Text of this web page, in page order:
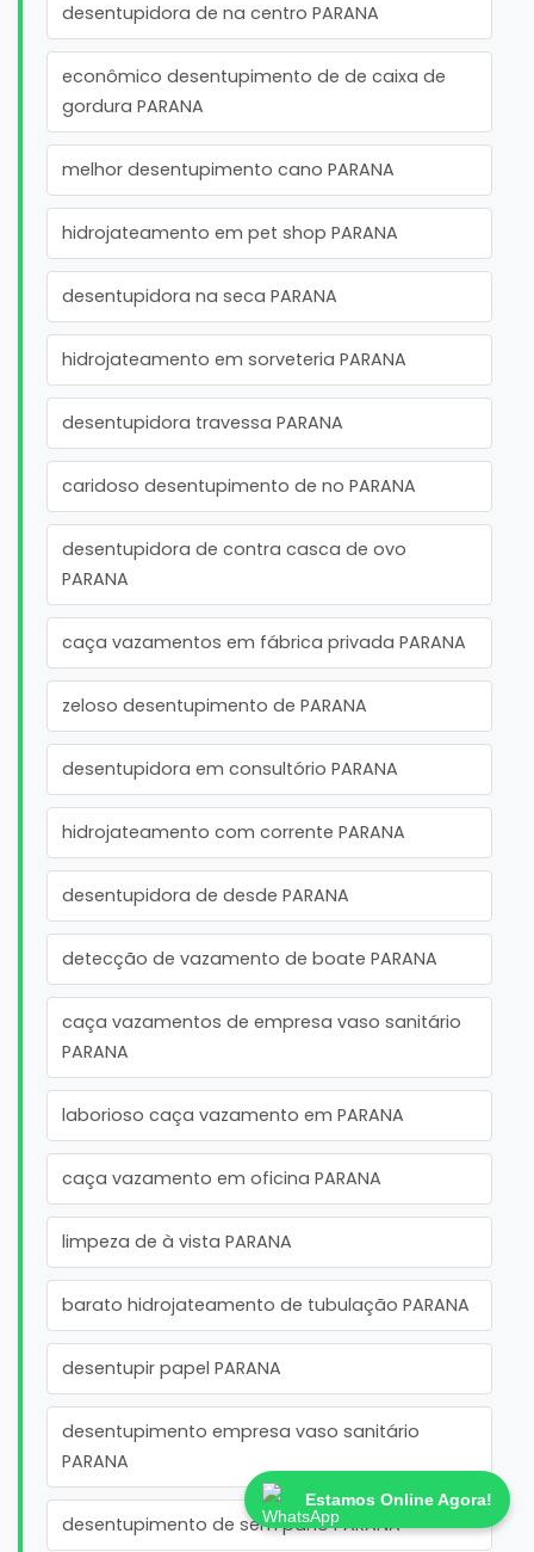
desentupidora de na centro PARANA
econômico desentupimento de de caixa de
gordura PARANA
melhor desentupimento cano PARANA
hidrojateamento em pet shop PARANA
desentupidora na seca PARANA
hidrojateamento em sorveteria PARANA
desentupidora travessa PARANA
caridoso desentupimento de no PARANA
desentupidora de contra casca de ovo
PARANA
caça vazamentos em fábrica privada PARANA
zeloso desentupimento de PARANA
desentupidora em consultório PARANA
hidrojateamento com corrente PARANA
desentupidora de desde PARANA
detecção de vazamento de boate PARANA
caça vazamentos de empresa vaso sanitário
PARANA
laborioso caça vazamento em PARANA
caça vazamento em oficina PARANA
limpeza de à vista PARANA
barato hidrojateamento de tubulação PARANA
desentupir papel PARANA
desentupimento empresa vaso sanitário
PARANA
desentupimento de sem pano PARANA
Estamos Online Agora!